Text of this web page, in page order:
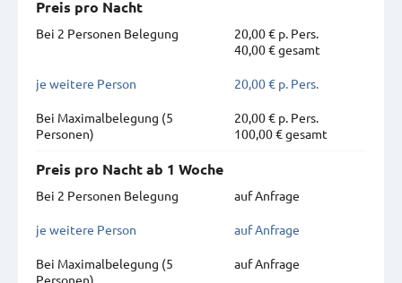
Preis pro Nacht
Bei 2 Personen Belegung
20,00 € p. Pers.
40,00 € gesamt
je weitere Person 20,00 € p. Pers.
Bei Maximal­belegung (5
Personen)
20,00 € p. Pers.
100,00 € gesamt
Preis pro Nacht ab 1 Woche
Bei 2 Personen Belegung
auf Anfrage
je weitere Person auf Anfrage
Bei Maximal­belegung (5
Personen)
auf Anfrage